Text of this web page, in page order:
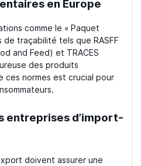
en Europe
comme le « Paquet
de traçabilité tels que RASFF
and Feed) et TRACES
des produits
ces normes est crucial pour
entreprises d’import-
doivent assurer une